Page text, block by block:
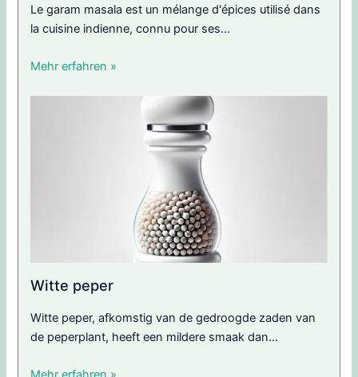
Le garam masala est un mélange d'épices utilisé dans
la cuisine indienne, connu pour ses...
Mehr erfahren »
Witte peper
Witte peper, afkomstig van de gedroogde zaden van
de peperplant, heeft een mildere smaak dan...